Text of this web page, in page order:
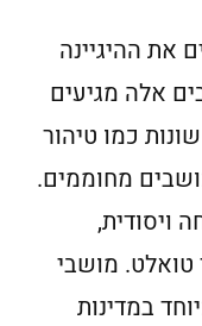
את ההיגיינה
אלה מגיעים
כמו טיהור
מחוממים.
ויסודית,
טואלט. מושבי
במדינות